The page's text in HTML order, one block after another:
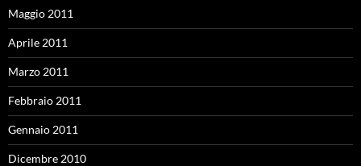
Maggio 2011
Aprile 2011
Marzo 2011
Febbraio 2011
Gennaio 2011
Dicembre 2010